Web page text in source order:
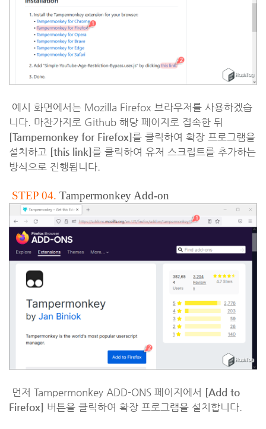
예시 화면에서는 Mozilla Firefox 브라우저를 사용하겠습
니다. 마찬가지로 Github 해당 페이지로 접속한 뒤
[Tampemonkey for Firefox]를 클릭하여 확장 프로그램을
설치하고 [this link]를 클릭하여 유저 스크립트를 추가하는
방식으로 진행됩니다.
STEP 04. Tampermonkey Add-on
먼저 Tampermonkey ADD-ONS 페이지에서 [Add to
Firefox] 버튼을 클릭하여 확장 프로그램을 설치합니다.